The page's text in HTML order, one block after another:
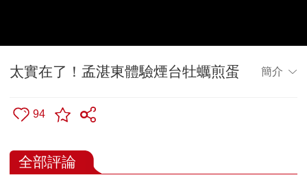
太實在了！孟湛東體驗煙台牡蠣煎蛋 簡介
94
全部評論